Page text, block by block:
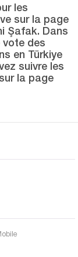
les
sur la page
Şafak. Dans
des
en Türkiye
suivre les
la page